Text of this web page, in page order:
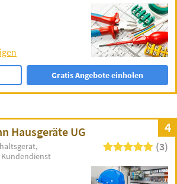
Gratis Angebote einholen
4
Hausgeräte UG
(3)